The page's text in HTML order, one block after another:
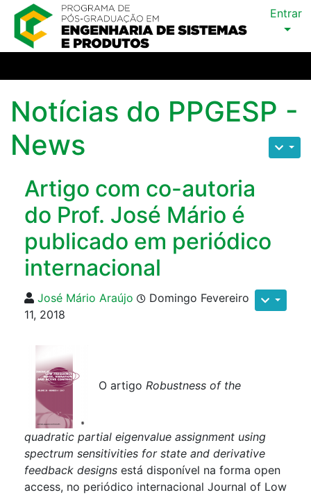
Entrar
Notícias do PPGESP -
News
Artigo com co-autoria
do Prof. José Mário é
publicado em periódico
internacional
José Mário Araújo
Domingo Fevereiro
11, 2018
O artigo Robustness of the
quadratic partial eigenvalue assignment using
spectrum sensitivities for state and derivative
feedback designs está disponível na forma open
access, no periódico internacional Journal of Low